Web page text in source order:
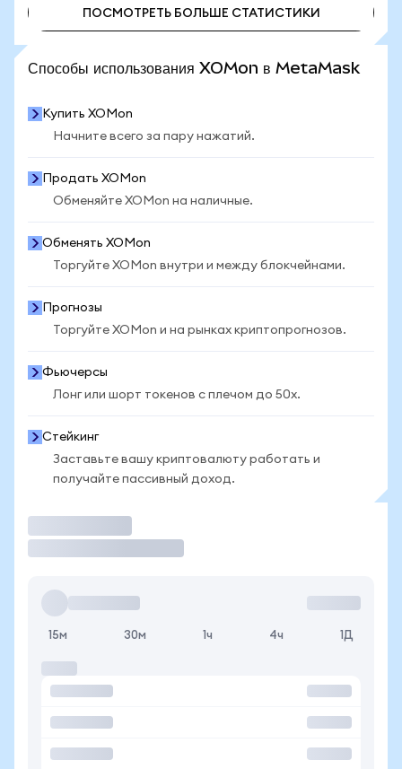
ПОСМОТРЕТЬ БОЛЬШЕ СТАТИСТИКИ
Способы использования XOMon в MetaMask
Купить XOMon
Начните всего за пару нажатий.
Продать XOMon
Обменяйте XOMon на наличные.
Обменять XOMon
Торгуйте XOMon внутри и между блокчейнами.
Прогнозы
Торгуйте XOMon и на рынках криптопрогнозов.
Фьючерсы
Лонг или шорт токенов с плечом до 50x.
Стейкинг
Заставьте вашу криптовалюту работать и
получайте пассивный доход.
15м 30м 1ч 4ч 1Д